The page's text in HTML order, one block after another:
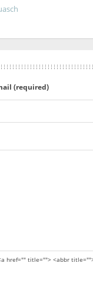
(required)
href="" title=""> <abbr